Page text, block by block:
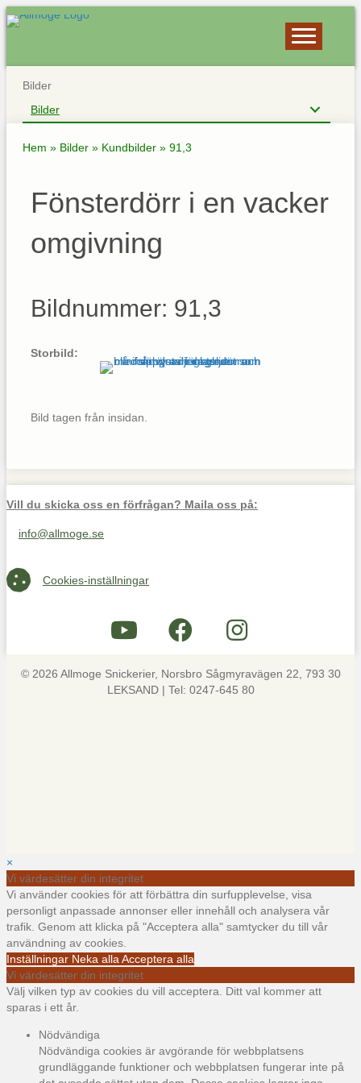
Bilder
Bilder
Hem » Bilder » Kundbilder » 91,3
Fönsterdörr i en vacker
omgivning
Bildnummer: 91,3
Storbild:
Bild tagen från insidan.
Vill du skicka oss en förfrågan? Maila oss på:
Maila oss på info@allmoge.se
info@allmoge.se
Cookies-inställningar
Cookies-inställningar
© 2026 Allmoge Snickerier, Norsbro Sågmyravägen 22, 793 30
LEKSAND | Tel: 0247-645 80
×
Vi värdesätter din integritet
Vi använder cookies för att förbättra din surfupplevelse, visa
personligt anpassade annonser eller innehåll och analysera vår
trafik. Genom att klicka på "Acceptera alla" samtycker du till vår
användning av cookies.
Inställningar Neka alla Acceptera alla
Vi värdesätter din integritet
Välj vilken typ av cookies du vill acceptera. Ditt val kommer att
sparas i ett år.
Nödvändiga
Nödvändiga cookies är avgörande för webbplatsens
grundläggande funktioner och webbplatsen fungerar inte på